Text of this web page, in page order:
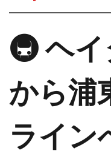
🚇 ヘ
から浦
ライン